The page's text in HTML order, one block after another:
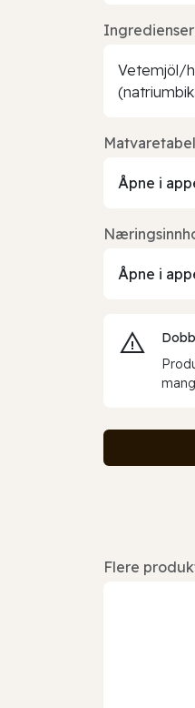
Ingredienser
Vetemjöl/
Åpne i
Åpne i
Flere